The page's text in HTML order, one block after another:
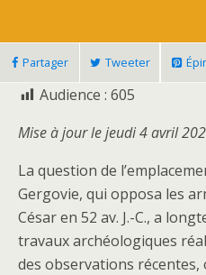
Partager Tweeter
Audience : 605
Mise à jour le jeudi 4 avril
La question de
Gergovie, qui opposa les
César en 52 av. J.-C., a
travaux archéologiques
des observations